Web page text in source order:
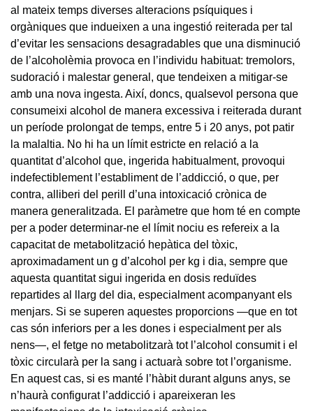
al mateix temps diverses alteracions psíquiques i
orgàniques que indueixen a una ingestió reiterada per tal
d’evitar les sensacions desagradables que una disminució
de l’alcoholèmia provoca en l’individu habituat: tremolors,
sudoració i malestar general, que tendeixen a mitigar-se
amb una nova ingesta. Així, doncs, qualsevol persona que
consumeixi alcohol de manera excessiva i reiterada durant
un període prolongat de temps, entre 5 i 20 anys, pot patir
la malaltia. No hi ha un límit estricte en relació a la
quantitat d’alcohol que, ingerida habitualment, provoqui
indefectiblement l’establiment de l’addicció, o que, per
contra, alliberi del perill d’una intoxicació crònica de
manera generalitzada. El paràmetre que hom té en compte
per a poder determinar-ne el límit nociu es refereix a la
capacitat de metabolització hepàtica del tòxic,
aproximadament un g d’alcohol per kg i dia, sempre que
aquesta quantitat sigui ingerida en dosis reduïdes
repartides al llarg del dia, especialment acompanyant els
menjars. Si se superen aquestes proporcions —que en tot
cas són inferiors per a les dones i especialment per als
nens—, el fetge no metabolitzarà tot l’alcohol consumit i el
tòxic circularà per la sang i actuarà sobre tot l’organisme.
En aquest cas, si es manté l’hàbit durant alguns anys, se
n’haurà configurat l’addicció i apareixeran les